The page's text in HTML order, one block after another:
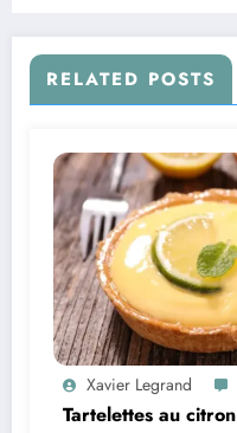
RELATED POSTS
Xavier Legrand
Tartelettes au